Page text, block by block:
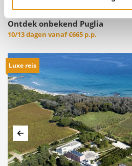
Ontdek onbekend Puglia
10/13 dagen vanaf€665 p.p.
Luxe reis
Vorige